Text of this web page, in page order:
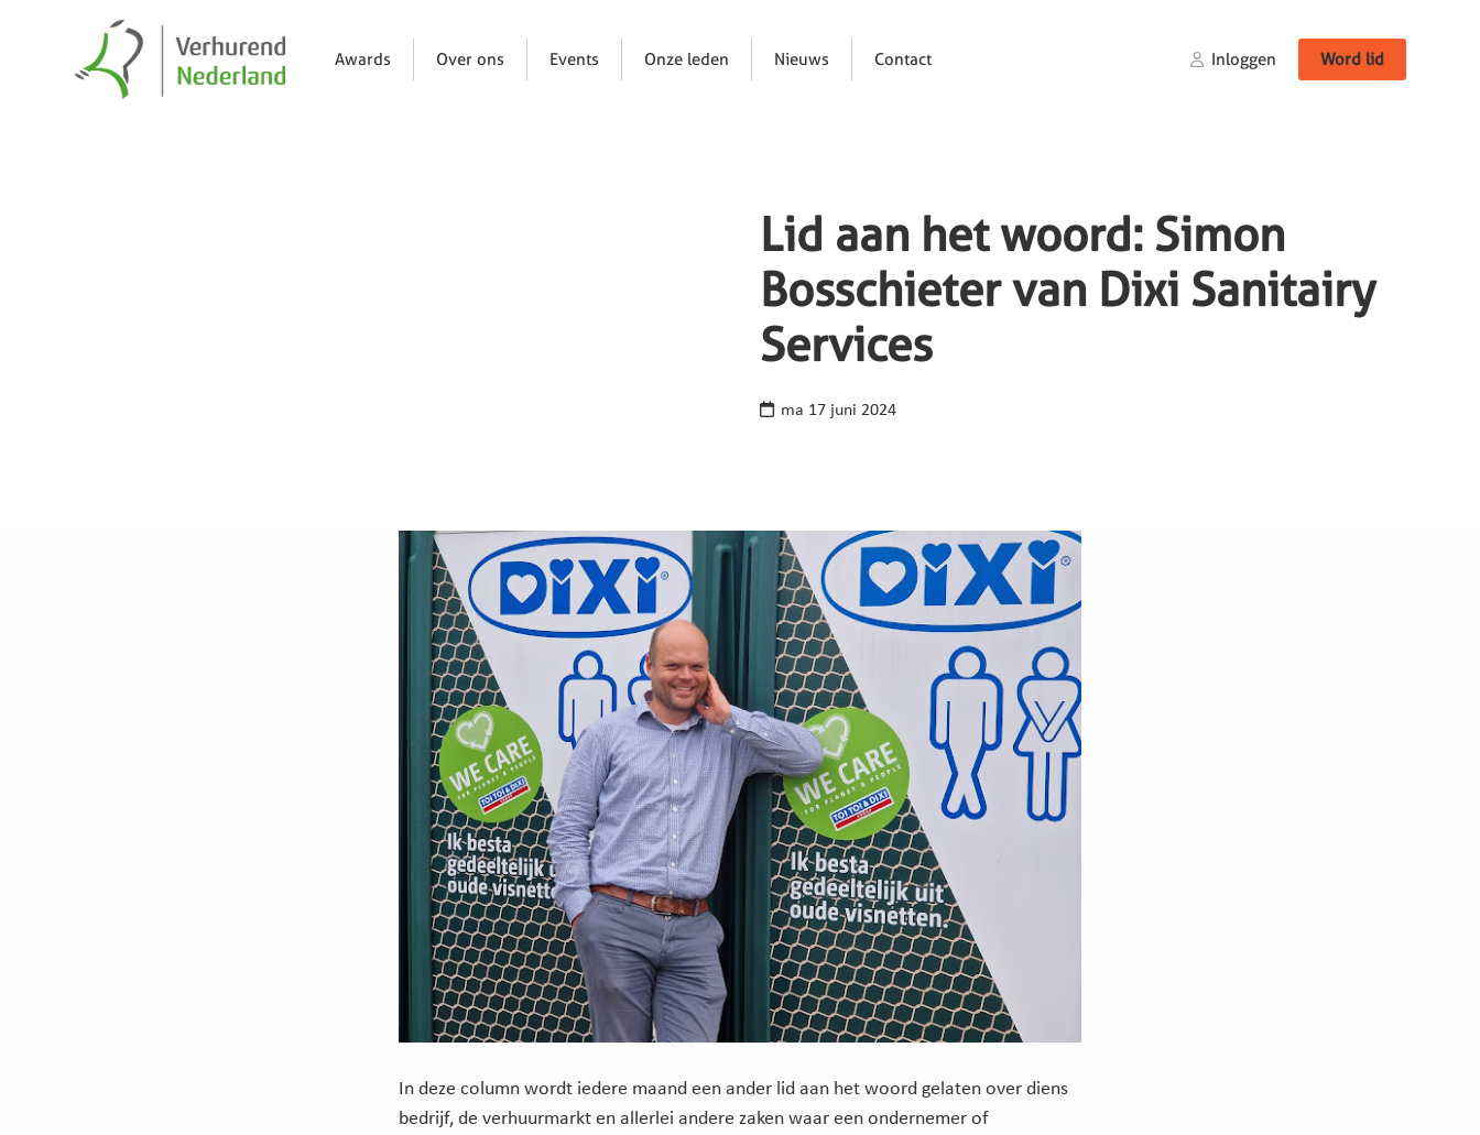
Awards Over ons Events Onze leden Nieuws Contact Inloggen Word lid
Lid aan het woord: Simon
Bosschieter van Dixi Sanitairy
Services
ma 17 juni 2024
In deze column wordt iedere maand een ander lid aan het woord gelaten over diens
bedrijf, de verhuurmarkt en allerlei andere zaken waar een ondernemer of